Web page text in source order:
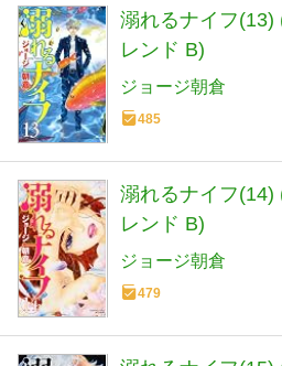
溺れるナイフ(13)
レンド B)
ジョージ朝倉
485
溺れるナイフ(14)
レンド B)
ジョージ朝倉
479